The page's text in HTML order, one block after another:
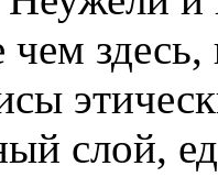
слой,